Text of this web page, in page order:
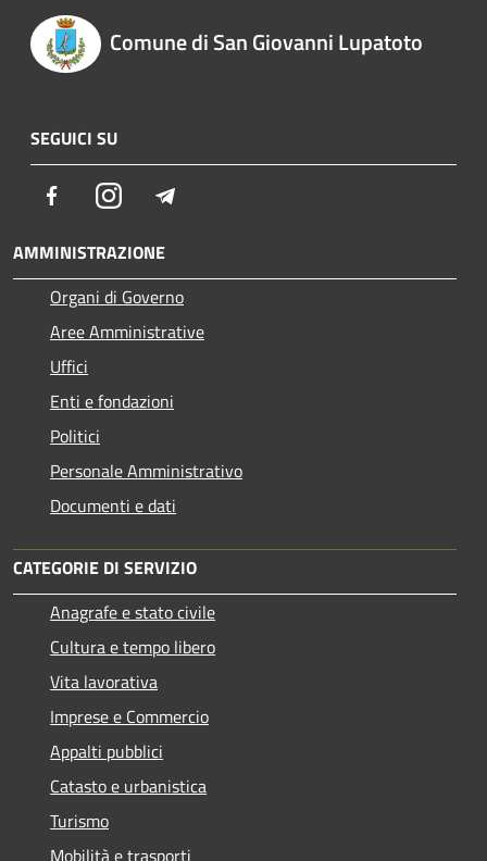
Comune di San Giovanni Lupatoto
SEGUICI SU
FacebookInstagram
AMMINISTRAZIONE
Organi di Governo
Aree Amministrative
Uffici
Enti e fondazioni
Politici
Personale Amministrativo
Documenti e dati
CATEGORIE DI SERVIZIO
Anagrafe e stato civile
Cultura e tempo libero
Vita lavorativa
Imprese e Commercio
Appalti pubblici
Catasto e urbanistica
Turismo
Mobilità e trasporti